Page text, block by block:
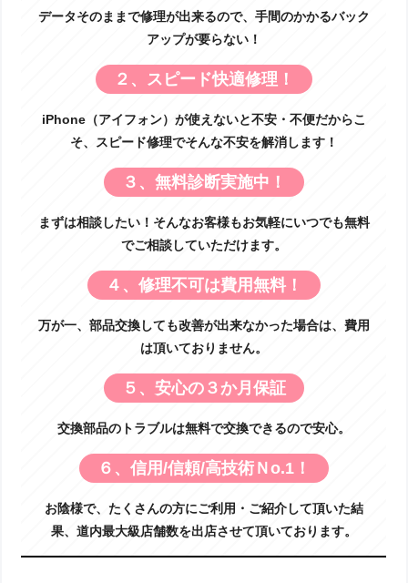
データそのままで修理が出来るので、手間のかかるバック
アップが要らない！
２、スピード快適修理！
iPhone（アイフォン）が使えないと不安・不便だからこ
そ、スピード修理でそんな不安を解消します！
３、無料診断実施中！
まずは相談したい！そんなお客様もお気軽にいつでも無料
でご相談していただけます。
４、修理不可は費用無料！
万が一、部品交換しても改善が出来なかった場合は、費用
は頂いておりません。
５、安心の３か月保証
交換部品のトラブルは無料で交換できるので安心。
６、信用/信頼/高技術Ｎo.1！
お陰様で、たくさんの方にご利用・ご紹介して頂いた結
果、道内最大級店舗数を出店させて頂いております。